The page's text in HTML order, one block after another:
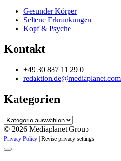
Gesunder Körper
Seltene Erkrankungen
Kopf & Psyche
Kontakt
+49 30 887 11 29 0
redaktion.de@mediaplanet.com
Kategorien
Kategorien
© 2026 Mediaplanet Group
Privacy Policy Revise privacy settings